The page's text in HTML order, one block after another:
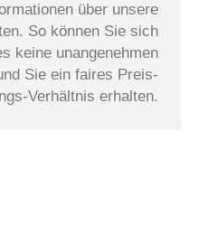
über unsere
So können Sie sich
keine unangenehmen
Sie ein faires Preis-
Verhältnis erhalten.